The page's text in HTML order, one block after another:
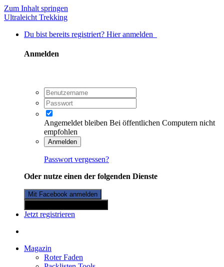
Zum Inhalt springen
Ultraleicht Trekking
Du bist bereits registriert? Hier anmelden
Anmelden
Angemeldet bleiben Bei öffentlichen Computern nicht
empfohlen
Anmelden
Passwort vergessen?
Oder nutze einen der folgenden Dienste
Mit Facebook anmelden
Jetzt registrieren
Magazin
Roter Faden